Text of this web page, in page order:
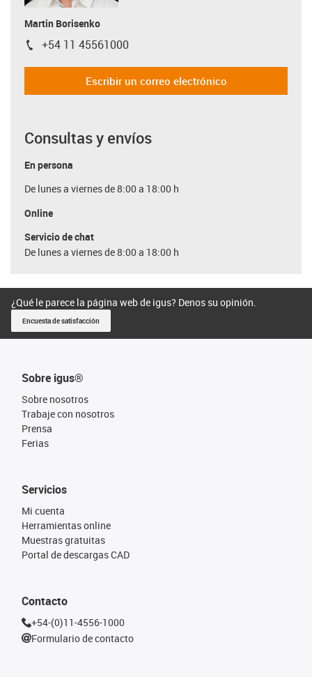
Martin Borisenko
igus-icon-phone
+54 11 45561000
Escribir un correo electrónico
Consultas y envíos
En persona
De lunes a viernes de 8:00 a 18:00 h
Online
Servicio de chat
De lunes a viernes de 8:00 a 18:00 h
¿Qué le parece la página web de igus? Denos su opinión.
Encuesta de satisfacción
Sobre igus®
Sobre nosotros
Trabaje con nosotros
Prensa
Ferias
Servicios
Mi cuenta
Herramientas online
Muestras gratuitas
Portal de descargas CAD
Contacto
+54-(0)11-4556-1000
Formulario de contacto